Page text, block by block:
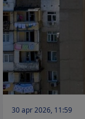
30 apr 2026, 11:59